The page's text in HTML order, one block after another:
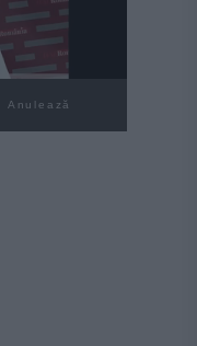
Anulează